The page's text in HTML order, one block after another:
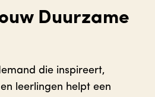
Duurzame
die inspireert,
leerlingen helpt een